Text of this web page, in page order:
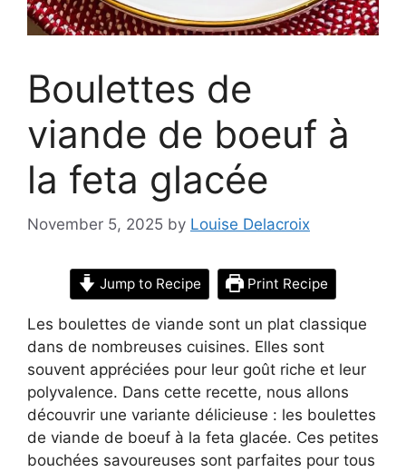
Boulettes de
viande de boeuf à
la feta glacée
November 5, 2025 by Louise Delacroix
Jump to Recipe Print Recipe
Les boulettes de viande sont un plat classique
dans de nombreuses cuisines. Elles sont
souvent appréciées pour leur goût riche et leur
polyvalence. Dans cette recette, nous allons
découvrir une variante délicieuse : les boulettes
de viande de boeuf à la feta glacée. Ces petites
bouchées savoureuses sont parfaites pour tous